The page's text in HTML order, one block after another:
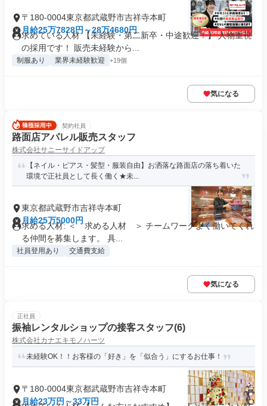
〒180-0004東京都武蔵野市吉祥寺本町
月給25万7828円～28万4680円
求めている人材 【未経験・第二新卒・中途歓迎！】 人物重視
の採用です！ 販売未経験から...
制服あり 業界未経験歓迎 +19個
気になる
契約社員
路面店アパレル販売スタッフ
株式会社サニーサイドアップ
【ネイル・ピアス・髪型・服装自由】お洒落な路面店の落ち着いた
環境で正社員として長く働く★未...
東京都武蔵野市吉祥寺本町
月給25万5000円
求める人材: ＜ 求める人材 ＞ チームワークよく働いてくれ
る仲間を募集します。 具...
社員登用あり 交通費支給
気になる
正社員
振袖レンタルショップの接客スタッフ(6)
株式会社カナエキモノハーツ
未経験OK！！お客様の「好き」を「似合う」にするお仕事！
〒180-0004東京都武蔵野市吉祥寺本町
月給23万円～33万円